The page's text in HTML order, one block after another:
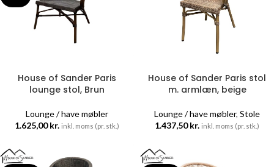
House of Sander Paris
lounge stol, Brun
Lounge / have møbler
1.625,00kr. inkl. moms (pr. stk.)
House of Sander Paris stol
m. armlæn, beige
Lounge / have møbler, Stole
1.437,50kr. inkl. moms (pr. stk.)